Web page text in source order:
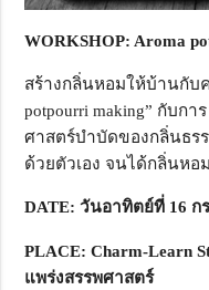
WORKSHOP: Aroma
สร้างกลิ่นหอมให้บ้านกับ
potpourri making” กับก
ศาสตร์บำบัดของกลิ่นธร
ด้วยตัวเอง จนได้กลิ่นหอ
DATE:วันอาทิตย์ที่ 16 ก
PLACE: Charm-Learn
แพร่งสรรพศาสตร์